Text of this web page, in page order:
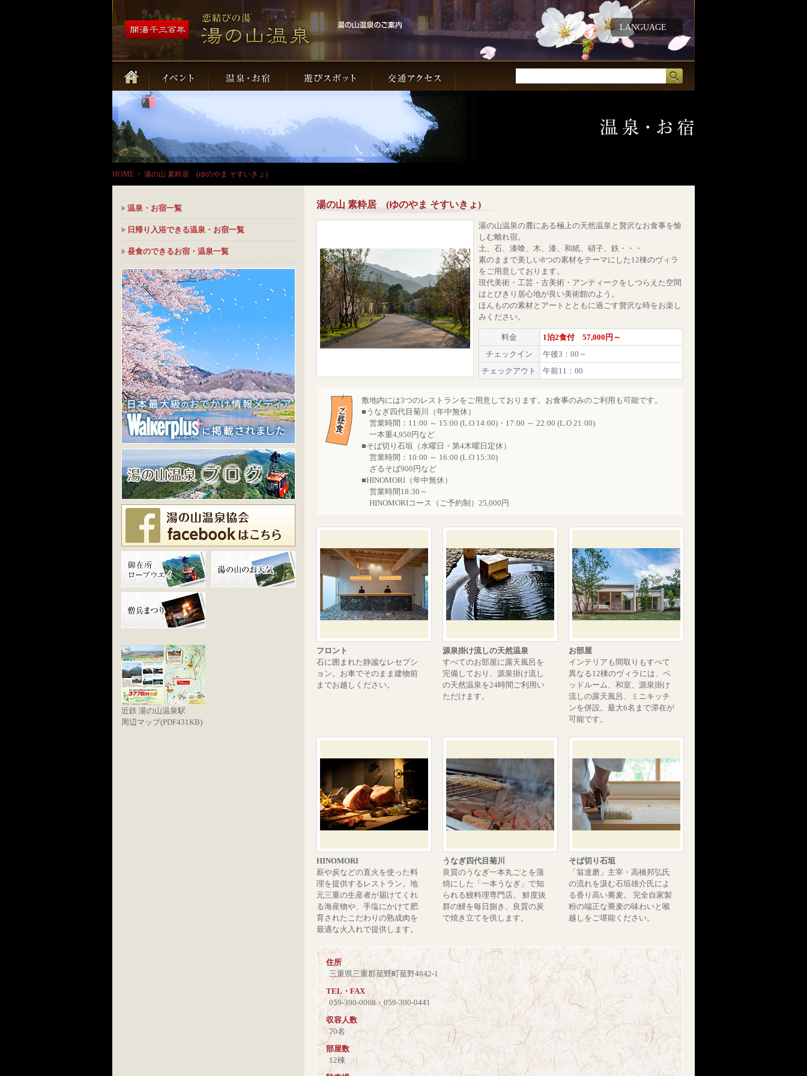
LANGUAGE
HOME > 湯の山 素粋居 (ゆのやま そすいきょ)
湯の山 素粋居 (ゆのやま そすいきょ)
湯の山温泉の麓にある極上の天然温泉と贅沢なお食事を愉
しむ離れ宿。
土、石、漆喰、木、漆、和紙、硝子、鉄・・・
素のままで美しい8つの素材をテーマにした12棟のヴィラ
をご用意しております。
現代美術・工芸・古美術・アンティークをしつらえた空間
はとびきり居心地が良い美術館のよう。
ほんものの素材とアートとともに過ごす贅沢な時をお楽し
みください。
料金
1泊2食付 57,000円～
チェックイン
午後3：00～
チェックアウト
午前11：00
敷地内には3つのレストランをご用意しております。お食事のみのご利用も可能です。
■うなぎ四代目菊川（年中無休）
営業時間：11:00 ～ 15:00 (L.O 14:00)・17:00 ～ 22:00 (L.O 21:00)
一本重4,950円など
■そば切り石垣（水曜日・第4木曜日定休）
営業時間：10:00 ～ 16:00 (L.O 15:30)
ざるそば900円など
■HINOMORI（年中無休）
営業時間18:30～
HINOMORIコース（ご予約制）25,000円
フロント
石に囲まれた静謐なレセプシ
ョン。お車でそのまま建物前
までお越しください。
源泉掛け流しの天然温泉
すべてのお部屋に露天風呂を
完備しており、源泉掛け流し
の天然温泉を24時間ご利用い
ただけます。
お部屋
インテリアも間取りもすべて
異なる12棟のヴィラには、ベ
ッドルーム、和室、源泉掛け
流しの露天風呂、ミニキッチ
ンを併設。最大6名まで滞在が
可能です。
HINOMORI
薪や炭などの直火を使った料
理を提供するレストラン。地
元三重の生産者が届けてくれ
る海産物や、手塩にかけて肥
育されたこだわりの熟成肉を
最適な火入れで提供します。
うなぎ四代目菊川
良質のうなぎ一本丸ごとを蒲
焼にした「一本うなぎ」で知
られる鰻料理専門店。 鮮度抜
群の鰻を毎日捌き、良質の炭
で焼き立てを供します。
そば切り石垣
「翁達磨」主宰・高橋邦弘氏
の流れを汲む石垣雄介氏によ
る香り高い蕎麦。 完全自家製
粉の端正な蕎麦の味わいと喉
越しをご堪能ください。
住所
三重県三重郡菰野町菰野4842-1
TEL・FAX
059-390-0068・059-390-0441
収容人数
70名
部屋数
12棟
温泉・お宿一覧
日帰り入浴できる温泉・お宿一覧
昼食のできるお宿・温泉一覧
近鉄 湯の山温泉駅
周辺マップ(PDF431KB)